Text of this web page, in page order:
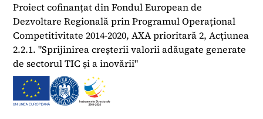
Proiect cofinanțat din Fondul European de
Dezvoltare Regională prin Programul Operațional
Competitivitate 2014-2020, AXA prioritară 2, Acțiunea
2.2.1. "Sprijinirea creșterii valorii adăugate generate
de sectorul TIC și a inovării"